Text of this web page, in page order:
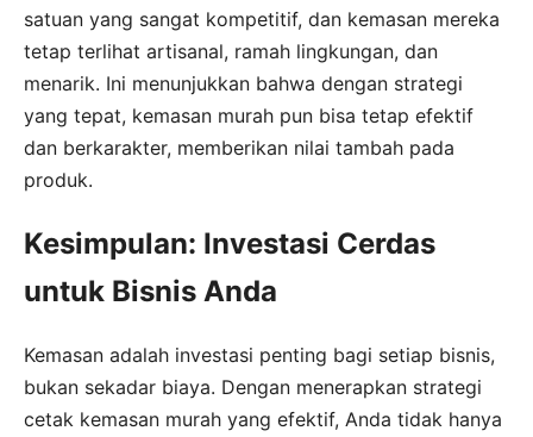
satuan yang sangat kompetitif, dan kemasan mereka
tetap terlihat artisanal, ramah lingkungan, dan
menarik. Ini menunjukkan bahwa dengan strategi
yang tepat, kemasan murah pun bisa tetap efektif
dan berkarakter, memberikan nilai tambah pada
produk.
Kesimpulan: Investasi Cerdas
untuk Bisnis Anda
Kemasan adalah investasi penting bagi setiap bisnis,
bukan sekadar biaya. Dengan menerapkan strategi
cetak kemasan murah yang efektif, Anda tidak hanya